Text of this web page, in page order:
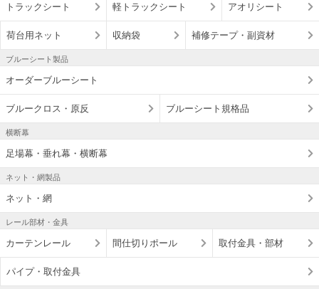
トラックシート 軽トラックシート アオリシート
荷台用ネット 収納袋 補修テープ・副資材
ブルーシート製品
オーダーブルーシート
ブルークロス・原反 ブルーシート規格品
横断幕
足場幕・垂れ幕・横断幕
ネット・網製品
ネット・網
レール部材・金具
カーテンレール 間仕切りポール 取付金具・部材
パイプ・取付金具